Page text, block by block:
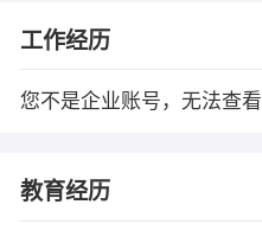
工作经历
您不是企业账号，无法查看
教育经历